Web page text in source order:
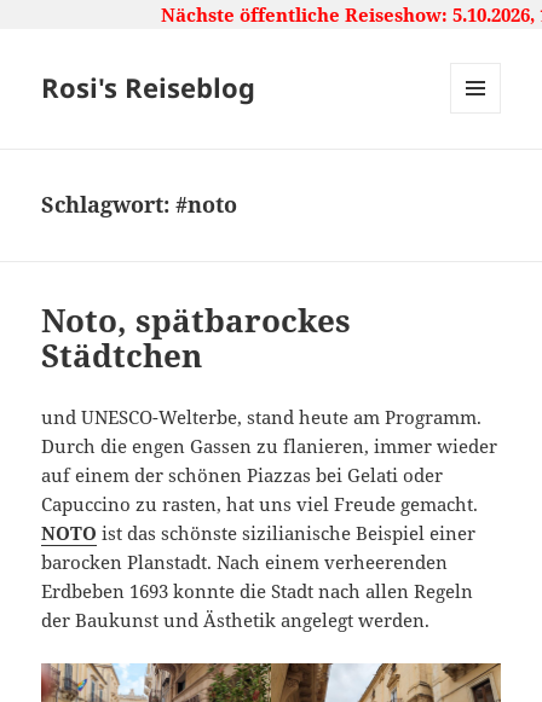
Nächste öffentliche Reiseshow: 5.10.2026,
Rosi's Reiseblog
Schlagwort:#noto
Noto, spätbarockes
Städtchen
und UNESCO-Welterbe, stand heute am Programm.
Durch die engen Gassen zu flanieren, immer wieder
auf einem der schönen Piazzas bei Gelati oder
Capuccino zu rasten, hat uns viel Freude gemacht.
NOTO ist das schönste sizilianische Beispiel einer
barocken Planstadt. Nach einem verheerenden
Erdbeben 1693 konnte die Stadt nach allen Regeln
der Baukunst und Ästhetik angelegt werden.